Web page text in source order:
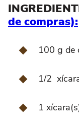
de compras):
100 g de
1/2
1